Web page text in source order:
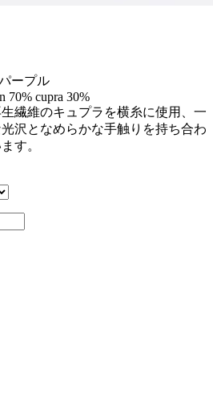
ープル
70% cupra 30%
繊維のキュプラを横糸に使用、一
沢となめらかな手触りを持ち合わ
す。